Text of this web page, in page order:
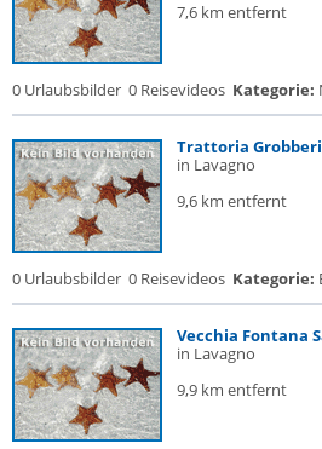
7,6 km entfernt
0 Urlaubsbilder 0 Reisevideos Kategorie:
Trattoria
in Lavagno
9,6 km entfernt
0 Urlaubsbilder 0 Reisevideos Kategorie:
Vecchia Fontana
in Lavagno
9,9 km entfernt